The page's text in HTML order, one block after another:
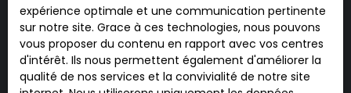
Plan du site
Gérer les cookies
Propulsé par
expérience optimale et une communication pertinente
sur notre site. Grace à ces technologies, nous pouvons
vous proposer du contenu en rapport avec vos centres
d'intérêt. Ils nous permettent également d'améliorer la
qualité de nos services et la convivialité de notre site